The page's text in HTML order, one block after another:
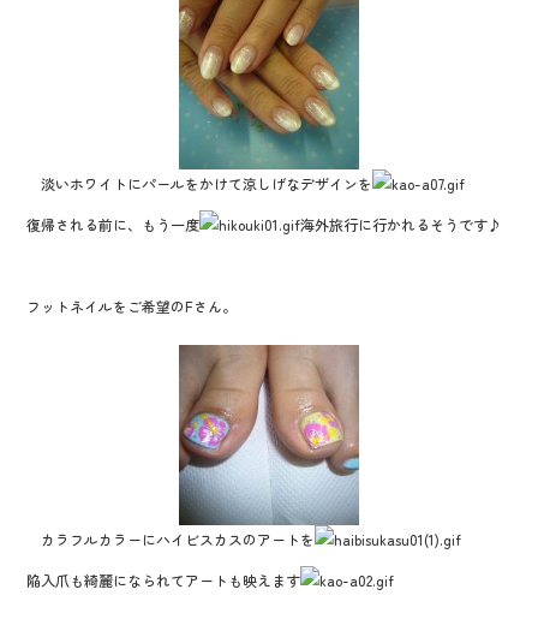
淡いホワイトにパールをかけて涼しげなデザインを
復帰される前に、もう一度
海外旅行に行かれるそうです♪
フットネイルをご希望のFさん。
カラフルカラーにハイビスカスのアートを
陥入爪も綺麗になられてアートも映えます